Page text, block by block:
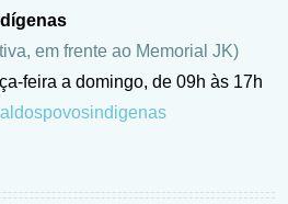
em frente ao Memorial JK)
feira a domingo, de 09h às 17h